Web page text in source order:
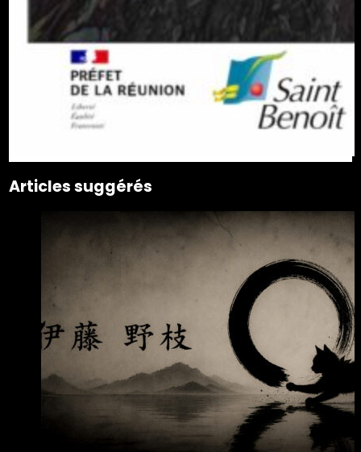
Articles suggérés